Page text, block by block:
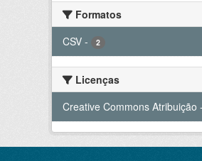
Formatos
CSV - 2
Licenças
Creative Commons Atribuição -